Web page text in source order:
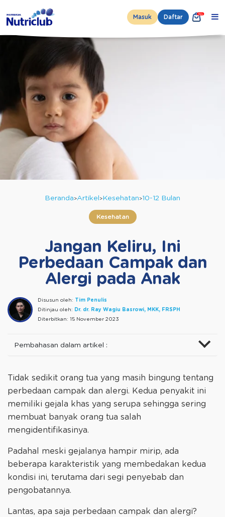
Masuk Daftar
Beranda Artikel Kesehatan 10-12 Bulan
Kesehatan
Jangan Keliru, Ini
Perbedaan Campak dan
Alergi pada Anak
Disusun oleh: Tim Penulis
Ditinjau oleh: Dr. dr. Ray Wagiu Basrowi, MKK, FRSPH
Diterbitkan: 15 November 2023
Pembahasan dalam artikel :
Tidak sedikit orang tua yang masih bingung tentang
perbedaan campak dan alergi. Kedua penyakit ini
memiliki gejala khas yang serupa sehingga sering
membuat banyak orang tua salah
mengidentifikasinya.
Padahal meski gejalanya hampir mirip, ada
beberapa karakteristik yang membedakan kedua
kondisi ini, terutama dari segi penyebab dan
pengobatannya.
Lantas, apa saja perbedaan campak dan alergi?